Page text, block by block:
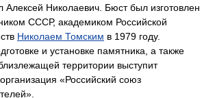
Алексей Николаевич. Бюст был изготовлен
СССР, академиком Российской
Николаем Томским в 1979 году.
и установке памятника, а также
территории выступит
«Российский союз